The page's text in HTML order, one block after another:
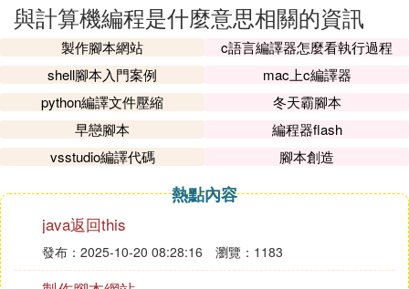
點。例如if else for 啊，都是很常用的保留字。寫不
同類型的程序需要用不同類型的語言，例如：可視化
窗口的程序用VC編寫，網頁用HTML編寫。它是目前
最高級的語言，很多人在小學時就能學習。 你所瀏
覽的頁面、玩的游戲、用的軟體、聽的歌曲直到你的
操作系統，都是由程序編寫成的。程序是計算機的靈
魂，它的世界很奧妙，希望喜歡程序的人都努力學
知識有缺口。希望大家多多指正。
問題六：計算機編程屬於什麼專業 軟體編程和硬體
編程，不知道你說的哪一個，軟體編程，本科階段一
與計算機編程是什麼意思相關的資訊
製作腳本網站
c語言編譯器怎麼看執行過程
shell腳本入門案例
mac上c編譯器
python編譯文件壓縮
冬天霸腳本
早戀腳本
編程器flash
vsstudio編譯代碼
腳本創造
熱點內容
java返回this
發布：2025-10-20 08:28:16 瀏覽：1183